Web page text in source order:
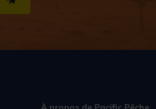
S''INSCRIRE